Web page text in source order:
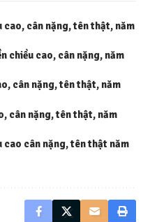
cao, cân nặng, tên thật, năm
chiều cao, cân nặng, năm
cân nặng, tên thật, năm
cân nặng, tên thật, năm
cao cân nặng, tên thật năm